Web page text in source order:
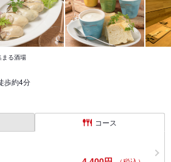
まる酒場
歩約4分
コース